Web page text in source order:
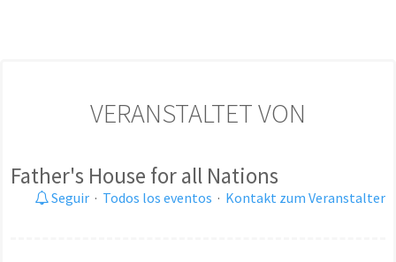
VERANSTALTET VON
Father's House for all Nations
Seguir · Todos los eventos · Kontakt zum Veranstalter